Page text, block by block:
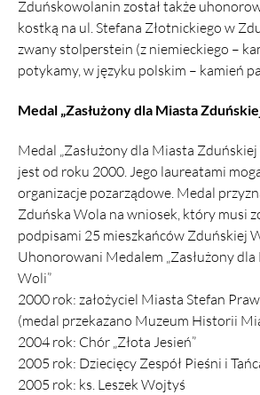
Zduńskowolanin został także
kostką na ul. Stefana Złotnickiego w
zwany stolperstein (z niemieckiego –
potykamy, w języku polskim – kamień
Medal „Zasłużony dla Miasta
Medal „Zasłużony dla Miasta
jest od roku 2000. Jego laureatami
organizacje pozarządowe. Medal
Zduńska Wola na wniosek, który musi
podpisami 25 mieszkańców Zduńskiej
Uhonorowani Medalem „Zasłużony
Woli”
2000 rok: założyciel Miasta Stefan
(medal przekazano Muzeum Historii
2004 rok: Chór „Złota Jesień”
2005 rok: Dziecięcy Zespół Pieśni i
2005 rok: ks. Leszek Wojtyś